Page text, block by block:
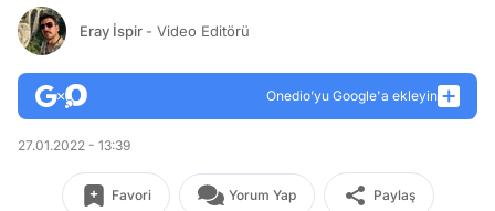
Eray İspir - Video Editörü
Onedio’yu Google'a ekleyin
27.01.2022 - 13:39
Favori Yorum Yap Paylaş